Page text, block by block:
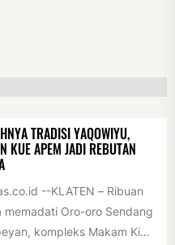
TRADISI YAQOWIYU,
KUE APEM JADI REBUTAN
--KLATEN – Ribuan
memadati Oro-oro Sendang
kompleks Makam Ki